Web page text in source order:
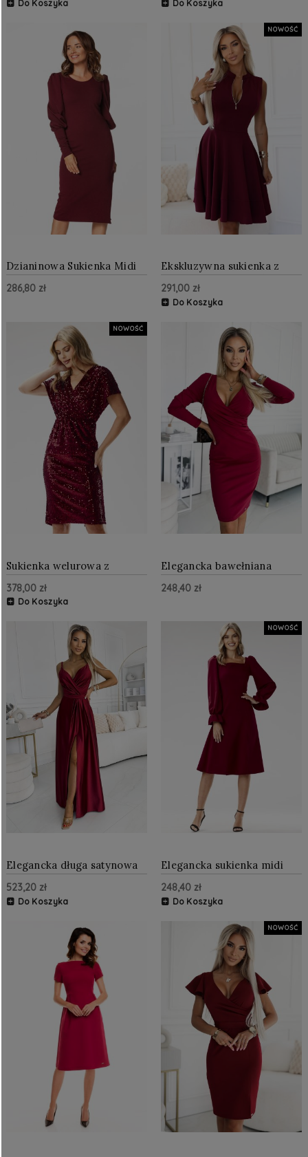
Do Koszyka Do Koszyka
Dzianinowa Sukienka Midi
Bordo TE367
286,80 zł
Ekskluzywna sukienka z
rozkloszowanym dołem i
zamkiem Bordowa
291,00 zł
Do Koszyka
NOWOŚĆ
Sukienka welurowa z
cekinami Bordowa
378,00 zł
Do Koszyka
NOWOŚĆ
Elegancka bawełniana
sukienka Bordowa NU398-2
248,40 zł
Elegancka długa satynowa
suknia Bordowa NU512-6
523,20 zł
Do Koszyka
Elegancka sukienka midi
Bordowa
248,40 zł
Do Koszyka
NOWOŚĆ
NOWOŚĆ